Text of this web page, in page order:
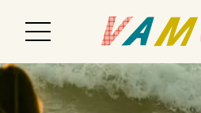
Reiseziele